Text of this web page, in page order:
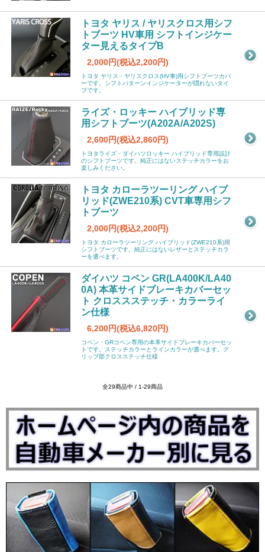
トヨタ ヤリス / ヤリスクロス用シフ
トブーツ HV車用 シフトインジケー
ター見えるタイプB
2,000円(税込2,200円)
トヨタ ヤリス・ヤリスクロス(HV車)用シフトブーツカバ
ーです。シフトパターンインジケーターが隠れないタイ
プです。
ライズ・ロッキー ハイブリッド専
用シフトブーツ(A202A/A202S)
2,600円(税込2,860円)
トヨタライズ・ダイハツロッキー ハイブリッド専用設計
のシフトブーツです。純正にはないステッチカラーをお
楽しみください。
トヨタ カローラツーリング ハイブ
リッド(ZWE210系) CVT車専用シフ
トブーツ
2,000円(税込2,200円)
トヨタ カローラツーリング ハイブリッド(ZWE210系)用
シフトブーツです。純正にはないレザーとステッチカラ
ーを選べます。
ダイハツ コペン GR(LA400K/LA40
0A) 本革サイドブレーキカバーセッ
ト クロススステッチ・カラーライ
ン仕様
6,200円(税込6,820円)
コペン・GRコペン専用の本革サイドブレーキカバーセッ
トです。ステッチカラーとラインカラーが選べます。グ
リップ部クロスステッチ仕様
全29商品中 / 1-29商品